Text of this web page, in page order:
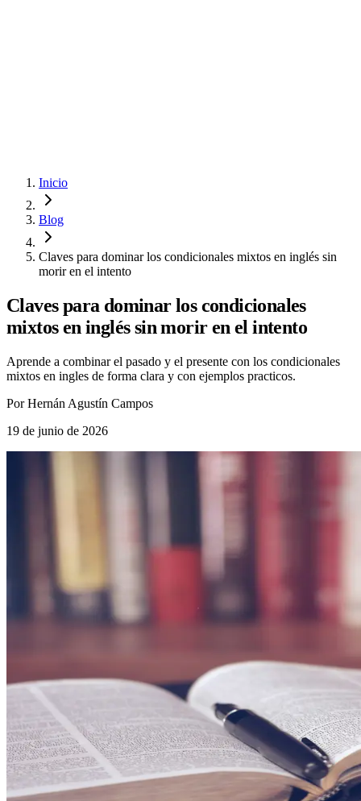
Inicio
Blog
Claves para dominar los condicionales mixtos en inglés sin
morir en el intento
Claves para dominar los condicionales
mixtos en inglés sin morir en el intento
Aprende a combinar el pasado y el presente con los condicionales
mixtos en ingles de forma clara y con ejemplos practicos.
Por Hernán Agustín Campos
19 de junio de 2026